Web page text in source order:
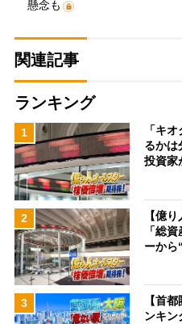
懸念も
関連記事
ランキング
1
「キ
るかは
投資
2
【億
「総
ーか
3
【首
ンキン